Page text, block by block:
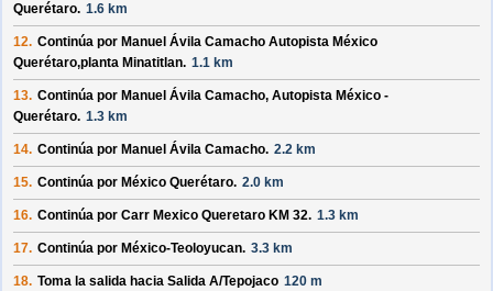
Querétaro. 1.6 km
12. Continúa por Manuel Ávila Camacho Autopista México
Querétaro,planta Minatitlan. 1.1 km
13. Continúa por Manuel Ávila Camacho, Autopista México -
Querétaro. 1.3 km
14. Continúa por Manuel Ávila Camacho. 2.2 km
15. Continúa por México Querétaro. 2.0 km
16. Continúa por Carr Mexico Queretaro KM 32. 1.3 km
17. Continúa por México-Teoloyucan. 3.3 km
18. Toma la salida hacia Salida A/Tepojaco 120 m